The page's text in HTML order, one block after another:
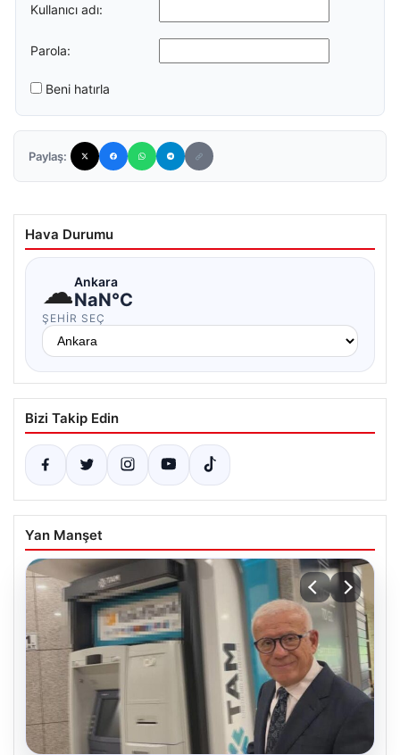
Kullanıcı adı:
Parola:
Beni hatırla
Paylaş:
Hava Durumu
☁Ankara
NaN°C
ŞEHIR SEÇ
Bizi Takip Edin
Yan Manşet